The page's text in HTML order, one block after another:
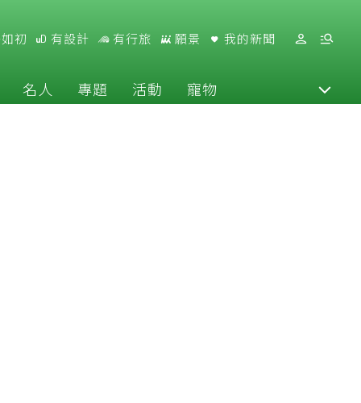
初 有設計 有行旅 願景 我的新聞
名人 專題 活動 寵物